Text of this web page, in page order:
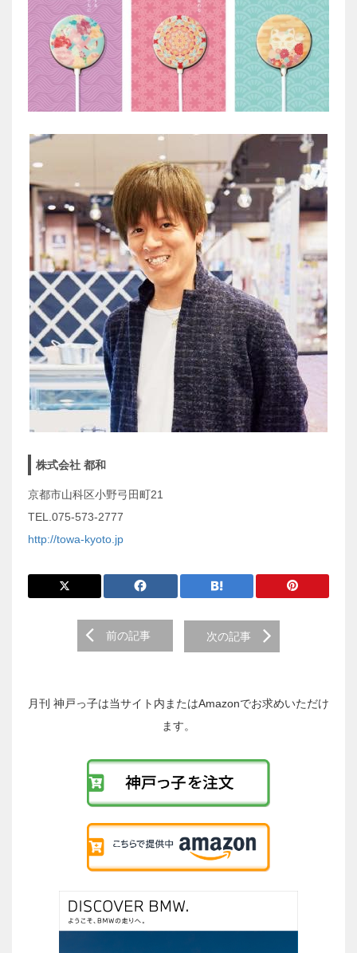
株式会社 都和
京都市山科区小野弓田町21
TEL.075-573-2777
http://towa-kyoto.jp
稿
前の記事 次の記事
月刊 神戸っ子は当サイト内またはAmazonでお求めいただけ
ます。